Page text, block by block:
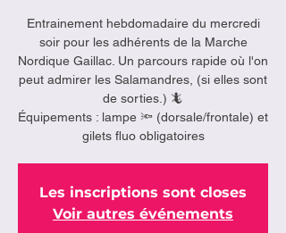
Entrainement hebdomadaire du mercredi
soir pour les adhérents de la Marche
Nordique Gaillac. Un parcours rapide où l'on
peut admirer les Salamandres, (si elles sont
de sorties.) 🦎
Équipements : lampe 🔦 (dorsale/frontale) et
gilets fluo obligatoires
Les inscriptions sont closes
Voir autres événements